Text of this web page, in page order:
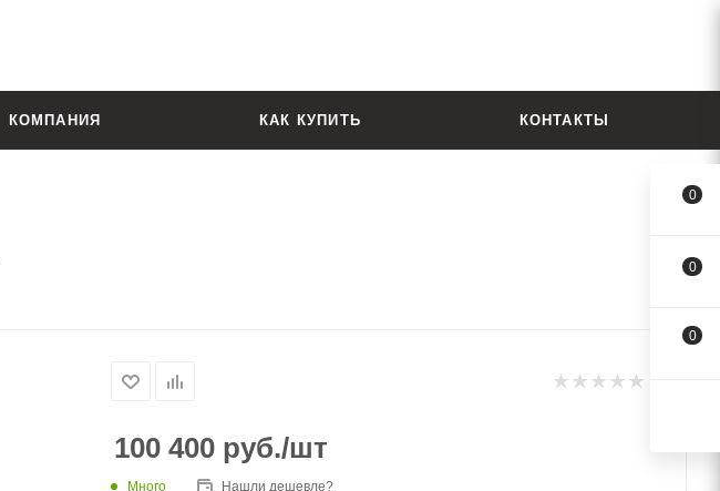
КОМПАНИЯ КАК КУПИТЬ КОНТАКТЫ
100 400 руб./шт
Много Нашли дешевле?
0
0
0